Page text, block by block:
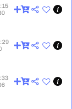
2:15
2:29
1:33